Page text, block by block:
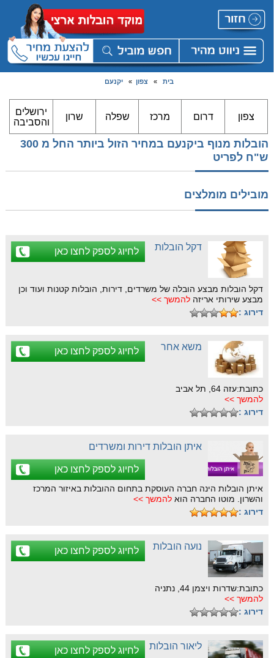
בית » צפון » יקנעם
צפון דרום מרכז שפלה שרון
ירושלים
והסביבה
הובלות מנוף ביקנעם במחיר הזול ביותר החל מ 300
ש"ח לפריט
מובילים מומלצים
דקל הובלות לחיוג לספק לחצו כאן
דקל הובלות מבצע הובלה של משרדים, דירות, הובלות קטנות ועוד וכן
מבצע שירותי אריזה להמשך >>
דירוג :
משא אחר לחיוג לספק לחצו כאן
כתובת:עזה 64, תל אביב
להמשך >>
דירוג :
איתן הובלות דירות ומשרדים
לחיוג לספק לחצו כאן
איתן הובלות הינה חברה העוסקת בתחום ההובלות באיזור המרכז
והשרון. מוטו החברה הוא להמשך >>
דירוג :
נועה הובלות לחיוג לספק לחצו כאן
כתובת:שדרות ויצמן 44, נתניה
להמשך >>
דירוג :
ליאור הובלות לחיוג לספק לחצו כאן